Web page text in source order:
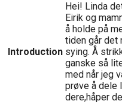
Introduction
Hei! Linda
Eirik og
å holde på
tiden går det
sying. Å
ganske så
med når jeg
prøve å dele
dere,håper